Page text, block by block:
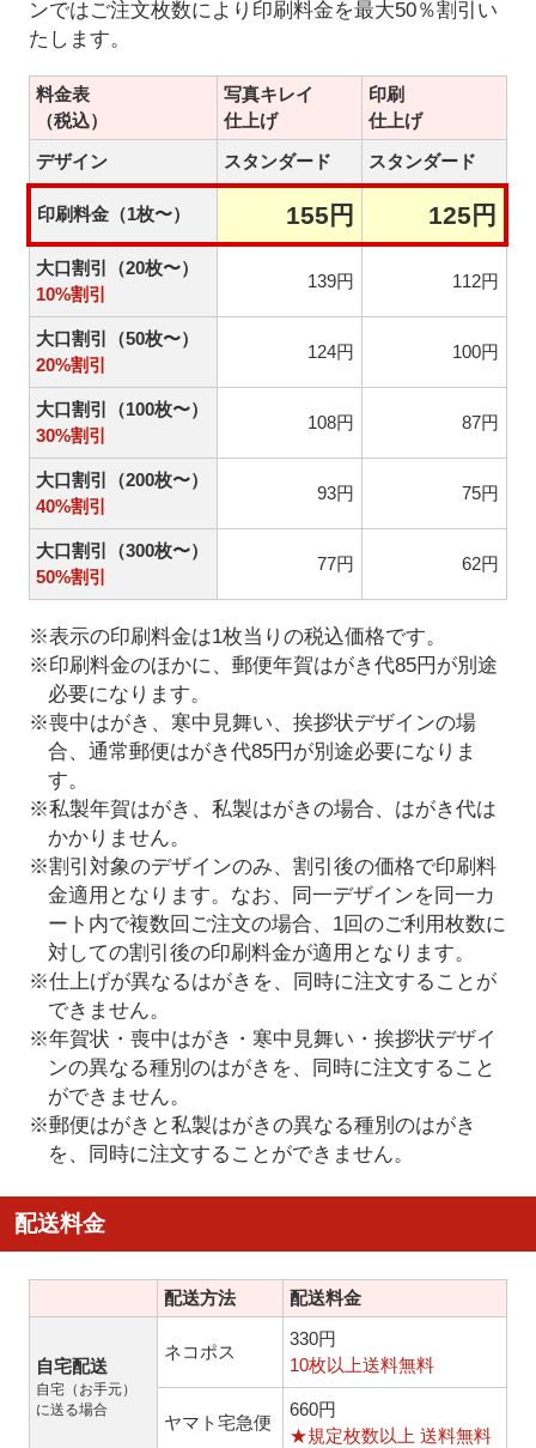
ンではご注文枚数により印刷料金を最大50％割引い
たします。
料金表
（税込）
写真キレイ
仕上げ
印刷
仕上げ
デザイン
スタンダード スタンダード
印刷料金（1枚〜） 155円 125円
大口割引（20枚〜）
10%割引
139円 112円
大口割引（50枚〜）
20%割引
124円 100円
大口割引（100枚〜）
30%割引
108円 87円
大口割引（200枚〜）
40%割引
93円 75円
大口割引（300枚〜）
50%割引
77円 62円
※表示の印刷料金は1枚当りの税込価格です。
※印刷料金のほかに、郵便年賀はがき代85円が別途
必要になります。
※喪中はがき、寒中見舞い、挨拶状デザインの場
合、通常郵便はがき代85円が別途必要になりま
す。
※私製年賀はがき、私製はがきの場合、はがき代は
かかりません。
※割引対象のデザインのみ、割引後の価格で印刷料
金適用となります。なお、同一デザインを同一カ
ート内で複数回ご注文の場合、1回のご利用枚数に
対しての割引後の印刷料金が適用となります。
※仕上げが異なるはがきを、同時に注文することが
できません。
※年賀状・喪中はがき・寒中見舞い・挨拶状デザイ
ンの異なる種別のはがきを、同時に注文すること
ができません。
※郵便はがきと私製はがきの異なる種別のはがき
を、同時に注文することができません。
配送料金
配送方法 配送料金
自宅配送
自宅（お手元）
に送る場合
ネコポス
330円
10枚以上送料無料
ヤマト宅急便
660円
★規定枚数以上 送料無料